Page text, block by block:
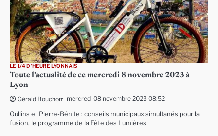
LE 1/4 D'HEURE LYONNAIS
Toute l’actualité de ce mercredi 8 novembre 2023 à
Lyon
Gérald Bouchon mercredi 08 novembre 2023 08:52
Oullins et Pierre-Bénite : conseils municipaux simultanés pour la
fusion, le programme de la Fête des Lumières